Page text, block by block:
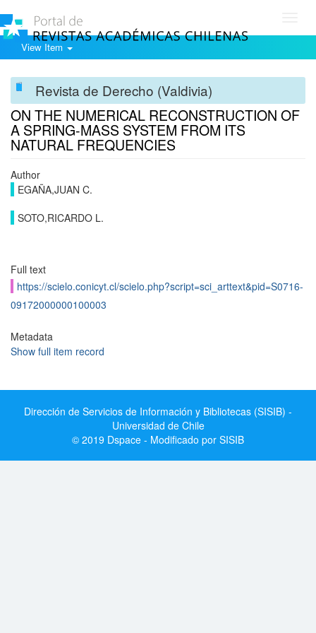
View Item
Revista de Derecho (Valdivia)
ON THE NUMERICAL RECONSTRUCTION OF
A SPRING-MASS SYSTEM FROM ITS
NATURAL FREQUENCIES
Author
EGAÑA,JUAN C.
SOTO,RICARDO L.
Full text
https://scielo.conicyt.cl/scielo.php?script=sci_arttext&pid=S0716-
09172000000100003
Metadata
Show full item record
Dirección de Servicios de Información y Bibliotecas (SISIB) -
Universidad de Chile
© 2019 Dspace - Modificado por SISIB